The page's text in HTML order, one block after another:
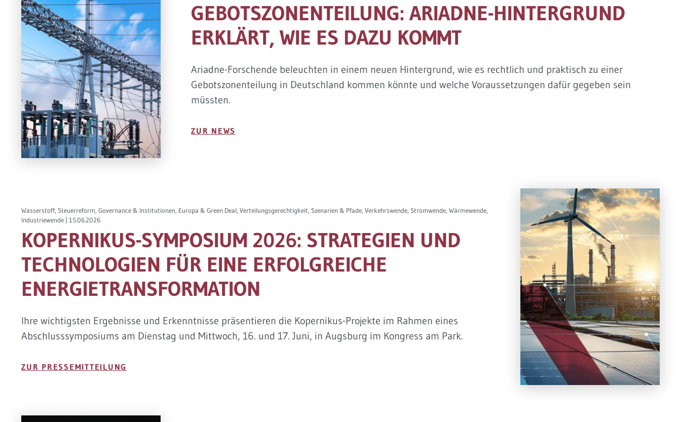
GEBOTSZONENTEILUNG: ARIADNE-HINTERGRUND
ERKLÄRT, WIE ES DAZU KOMMT
Ariadne-Forschende beleuchten in einem neuen Hintergrund, wie es rechtlich und praktisch zu einer
Gebotszonenteilung in Deutschland kommen könnte und welche Voraussetzungen dafür gegeben sein
müssten.
ZUR NEWS
Wasserstoff, Steuerreform, Governance & Institutionen, Europa & Green Deal, Verteilungsgerechtigkeit, Szenarien & Pfade, Verkehrswende, Stromwende, Wärmewende,
Industriewende | 15.06.2026
KOPERNIKUS-SYMPOSIUM 2026: STRATEGIEN UND
TECHNOLOGIEN FÜR EINE ERFOLGREICHE
ENERGIETRANSFORMATION
Ihre wichtigsten Ergebnisse und Erkenntnisse präsentieren die Kopernikus-Projekte im Rahmen eines
Abschlusssymposiums am Dienstag und Mittwoch, 16. und 17. Juni, in Augsburg im Kongress am Park.
ZUR PRESSEMITTEILUNG